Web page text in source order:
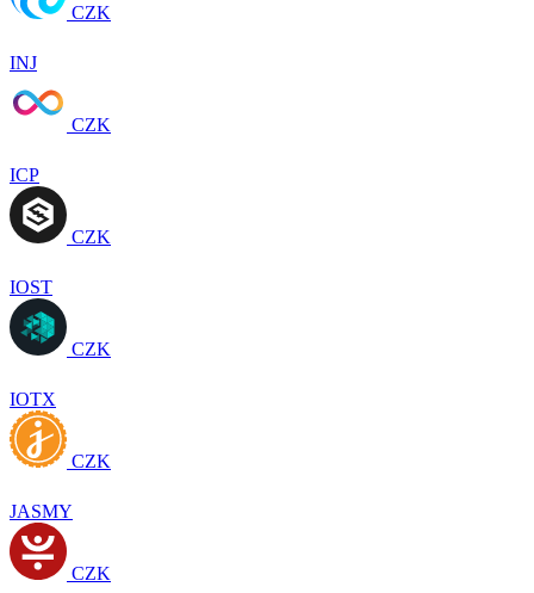
CZK
INJ
CZK
ICP
CZK
IOST
CZK
IOTX
CZK
JASMY
CZK